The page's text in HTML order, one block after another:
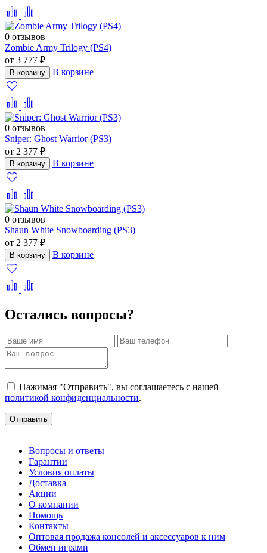
0 отзывов
Zombie Army Trilogy (PS4)
от 3 777 ₽
В корзину В корзине
0 отзывов
Sniper: Ghost Warrior (PS3)
от 2 377 ₽
В корзину В корзине
0 отзывов
Shaun White Snowboarding (PS3)
от 2 377 ₽
В корзину В корзине
Остались вопросы?
Нажимая "Отправить", вы соглашаетесь с нашей
политикой конфиденциальности.
Отправить
Вопросы и ответы
Гарантии
Условия оплаты
Доставка
Акции
О компании
Помощь
Контакты
Оптовая продажа консолей и аксессуаров к ним
Обмен играми